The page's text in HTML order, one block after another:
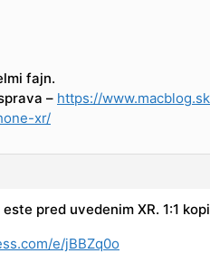
fajn.
– https://
xr/
pred uvedenim XR. 1:1
e/jBBZq0o